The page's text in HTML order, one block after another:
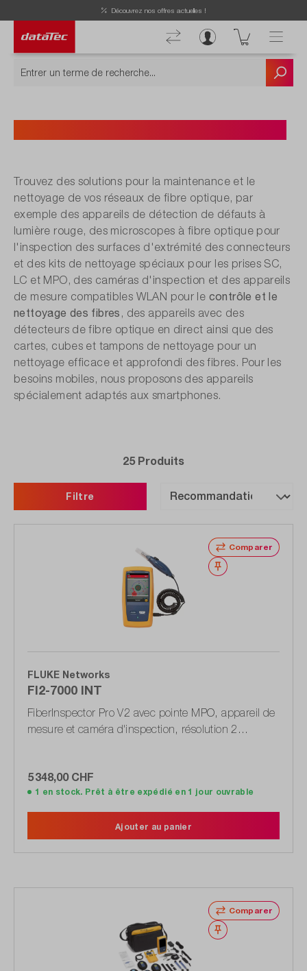
Découvrez nos offres actuelles !
Trouvez des solutions pour la maintenance et le
nettoyage de vos réseaux de fibre optique, par
exemple des appareils de détection de défauts à
lumière rouge, des microscopes à fibre optique pour
l'inspection des surfaces d'extrémité des connecteurs
et des kits de nettoyage spéciaux pour les prises SC,
LC et MPO, des caméras d'inspection et des appareils
de mesure compatibles WLAN pour le contrôle et le
nettoyage des fibres , des appareils avec des
détecteurs de fibre optique en direct ainsi que des
cartes, cubes et tampons de nettoyage pour un
nettoyage efficace et approfondi des fibres. Pour les
besoins mobiles, nous proposons des appareils
spécialement adaptés aux smartphones.
Filtre
25 Produits
Comparer
Noter
FLUKE Networks
FI2-7000 INT
FiberInspector Pro V2 avec pointe MPO, appareil de
mesure et caméra d'inspection, résolution 2
5 348,00 CHF
1 en stock. Prêt à être expédié en 1 jour ouvrable
Ajouter au panier
Comparer
Noter